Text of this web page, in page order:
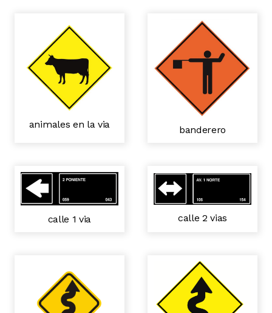
animales en la via banderero
calle 1 via calle 2 vias